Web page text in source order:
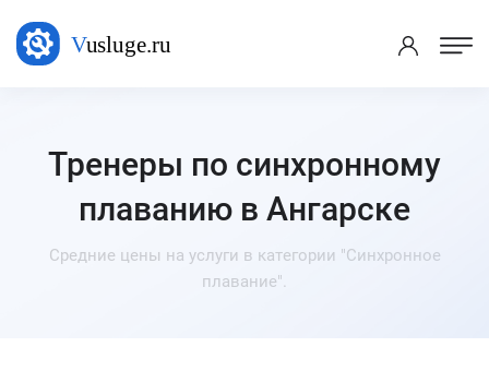
Тренеры по синхронному
плаванию в Ангарске
Средние цены на услуги в категории "Синхронное
плавание".